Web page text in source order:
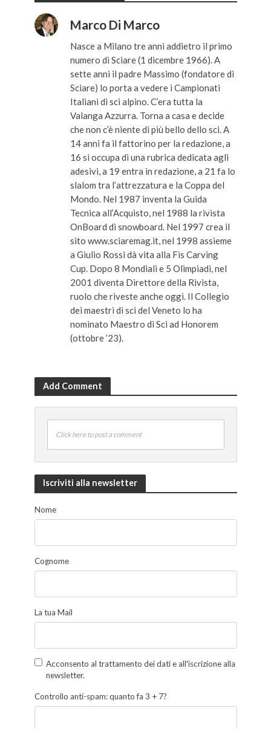
Marco Di Marco
Nasce a Milano tre anni addietro il primo
numero di Sciare (1 dicembre 1966). A
sette anni il padre Massimo (fondatore di
Sciare) lo porta a vedere i Campionati
Italiani di sci alpino. C’era tutta la
Valanga Azzurra. Torna a casa e decide
che non c’è niente di più bello dello sci. A
14 anni fa il fattorino per la redazione, a
16 si occupa di una rubrica dedicata agli
adesivi, a 19 entra in redazione, a 21 fa lo
slalom tra l’attrezzatura e la Coppa del
Mondo. Nel 1987 inventa la Guida
Tecnica all’Acquisto, nel 1988 la rivista
OnBoard di snowboard. Nel 1997 crea il
sito www.sciaremag.it, nel 1998 assieme
a Giulio Rossi dà vita alla Fis Carving
Cup. Dopo 8 Mondiali e 5 Olimpiadi, nel
2001 diventa Direttore della Rivista,
ruolo che riveste anche oggi. Il Collegio
dei maestri di sci del Veneto lo ha
nominato Maestro di Sci ad Honorem
(ottobre ’23).
Add Comment
Click here to post a comment
Iscriviti alla newsletter
Nome
Cognome
La tua Mail
Acconsento al trattamento dei dati e all'iscrizione alla
newsletter.
Controllo anti-spam: quanto fa 3 + 7?